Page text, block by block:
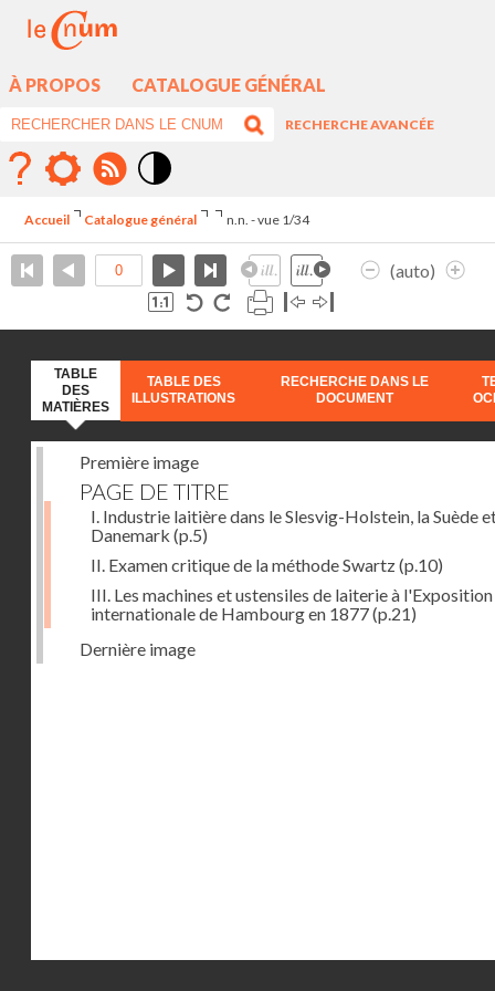
À PROPOS CATALOGUE GÉNÉRAL
RECHERCHE AVANCÉE
élévé
Accueil Catalogue général n.n. - vue 1/34
(auto)
TABLE
DES
MATIÈRES
TABLE DES
ILLUSTRATIONS
RECHERCHE DANS LE
DOCUMENT
Première image
PAGE DE TITRE
I. Industrie laitière dans le Slesvig-Holstein, la Suède
Danemark (p.5)
II. Examen critique de la méthode Swartz(p.10)
III. Les machines et ustensiles de laiterie à l'Exposition
internationale de Hambourg en 1877(p.21)
Dernière image